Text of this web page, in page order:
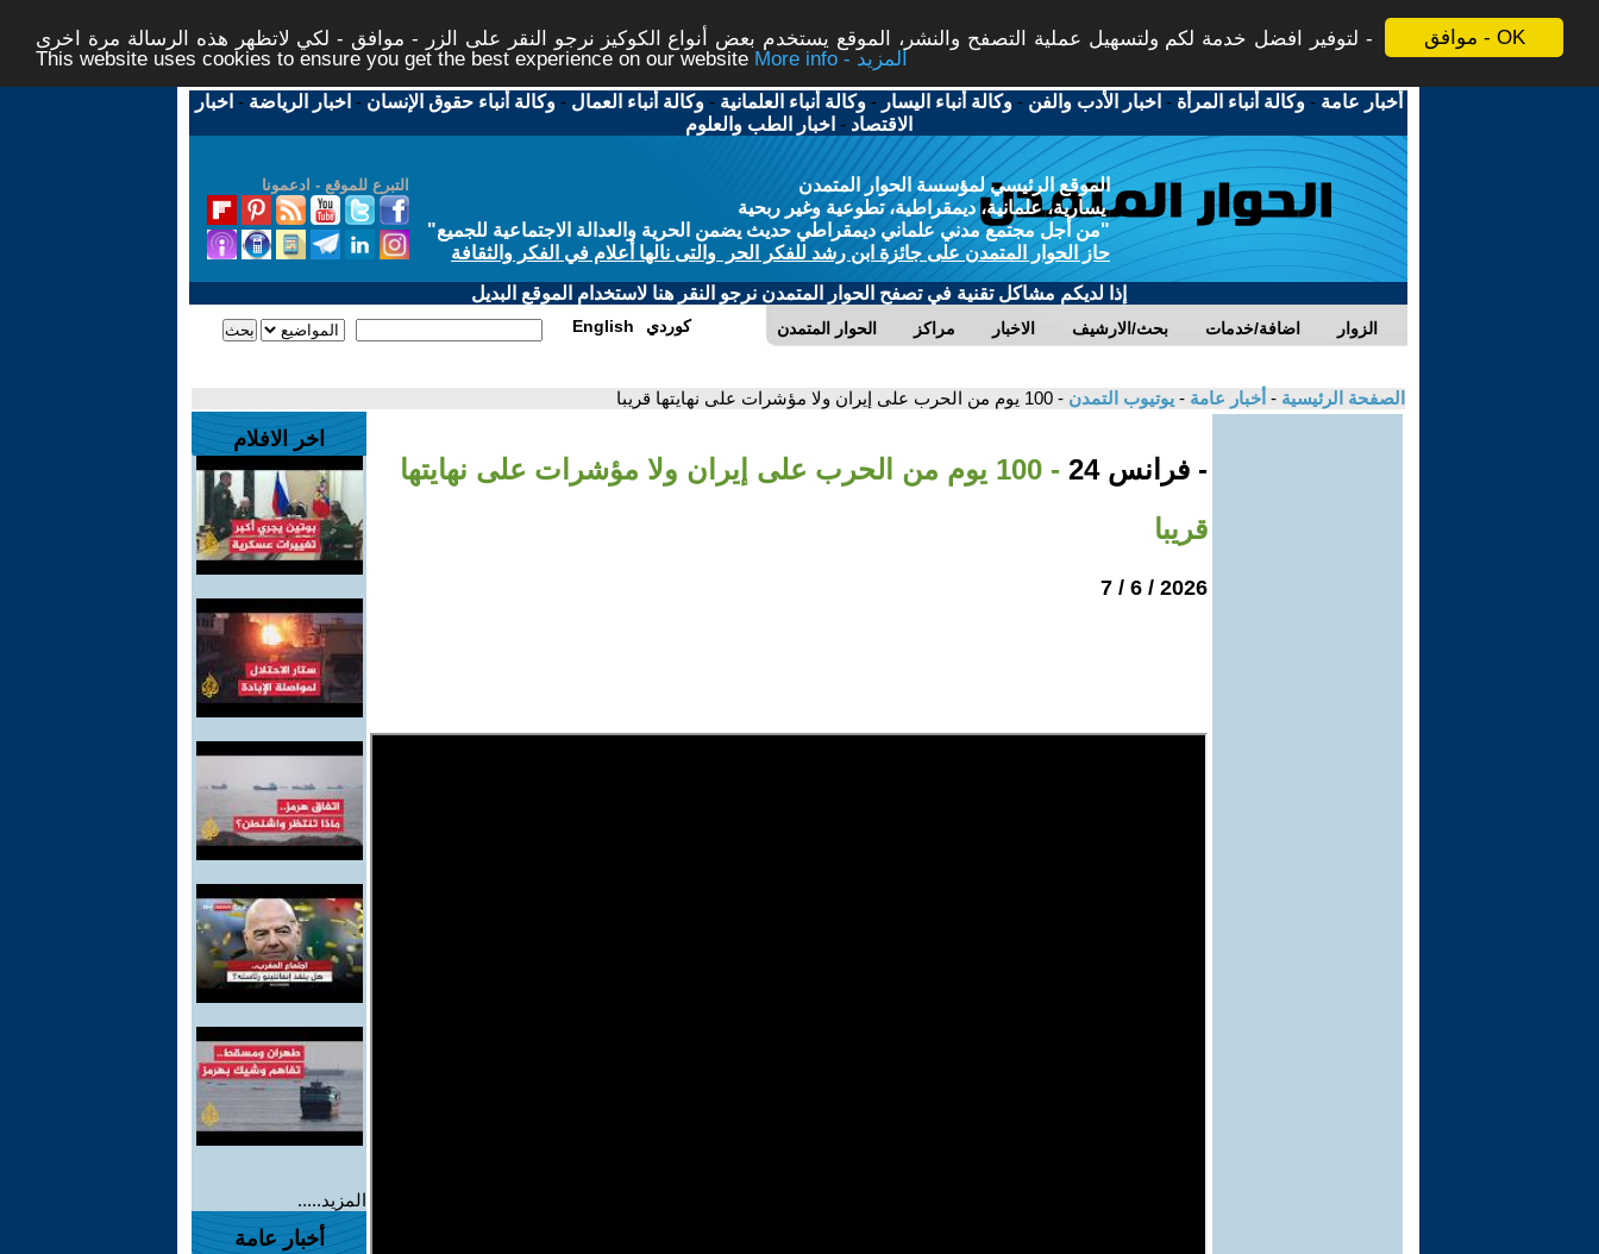
موافق - OK
لتوفير افضل خدمة لكم ولتسهيل عملية التصفح والنشر، الموقع يستخدم بعض أنواع الكوكيز نرجو النقر على الزر - موافق - لكي لاتظهر هذه الرسالة مرة اخرى -
This website uses cookies to ensure you get the best experience on our website
More info - المزيد
أخبار عامة -وكالة أنباء المرأة - اخبار الأدب والفن -وكالة أنباء اليسار -وكالة أنباء العلمانية -وكالة أنباء العمال -وكالة أنباء حقوق الإنسان - اخبار الرياضة - اخبار
الاقتصاد - اخبار الطب والعلوم
التبرع للموقع - ادعمونا
الموقع الرئيسي لمؤسسة الحوار المتمدن
يسارية، علمانية، ديمقراطية، تطوعية وغير ربحية
"من أجل مجتمع مدني علماني ديمقراطي حديث يضمن الحرية والعدالة الاجتماعية للجميع"
حاز الحوار المتمدن على جائزة ابن رشد للفكر الحر والتى نالها أعلام في الفكر والثقافة
إذا لديكم مشاكل تقنية في تصفح الحوار المتمدن نرجو النقر هنا لاستخدام الموقع البديل
الحوار المتمدن مراكز الاخبار بحث/الارشيف اضافة/خدمات الزوار English كوردي
الصفحة الرئيسية - أخبار عامة - يوتيوب التمدن - 100 يوم من الحرب على إيران ولا مؤشرات على نهايتها قريبا
- فرانس 24
- 100 يوم من الحرب على إيران ولا مؤشرات على نهايتها
قريبا
2026 / 6 / 7
اخر الافلام
المزيد.....
أخبار عامة